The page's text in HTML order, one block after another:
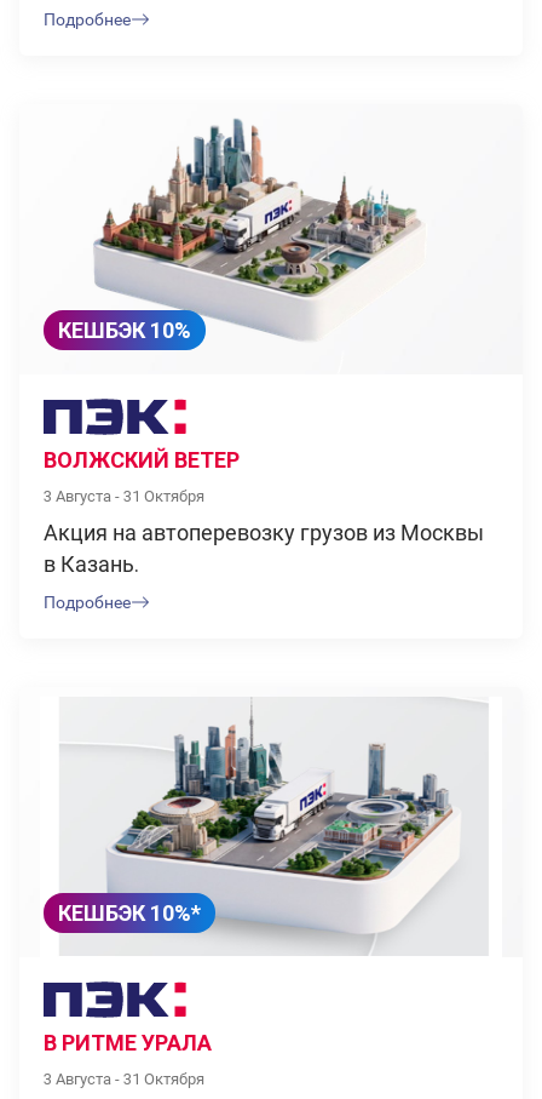
Подробнее
КЕШБЭК 10%
ВОЛЖСКИЙ ВЕТЕР
3 Августа - 31 Октября
Акция на автоперевозку грузов из Москвы
в Казань.
Подробнее
КЕШБЭК 10%*
В РИТМЕ УРАЛА
3 Августа - 31 Октября